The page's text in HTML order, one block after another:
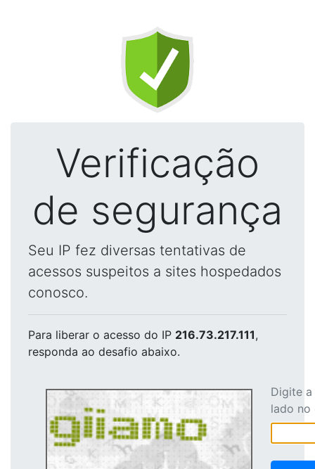
Verificação
de segurança
Seu IP fez diversas tentativas de
acessos suspeitos a sites hospedados
conosco.
Para liberar o acesso do IP 216.73.217.111,
responda ao desafio abaixo.
Digite
lado no